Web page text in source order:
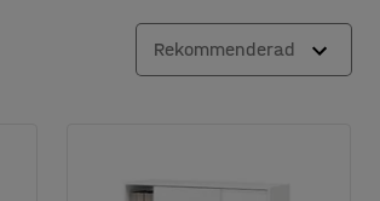
Rekommenderad